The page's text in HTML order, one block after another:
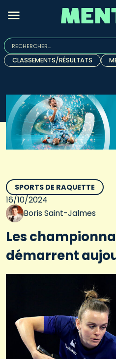
Rechercher :
Quand les résultats de
CLASSEMENTS/RÉSULTATS
SPORTS DE RAQUETTE
16/10/2024
Boris Saint-Jalmes
Les
démarrent